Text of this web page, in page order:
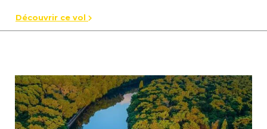
Découvrir ce vol